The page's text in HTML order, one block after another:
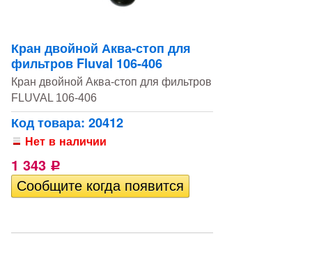
Кран двойной Аква-стоп для
фильтров Fluval 106-406
Кран двойной Аква-стоп для фильтров
FLUVAL 106-406
Код товара: 20412
Нет в наличии
1 343 Р